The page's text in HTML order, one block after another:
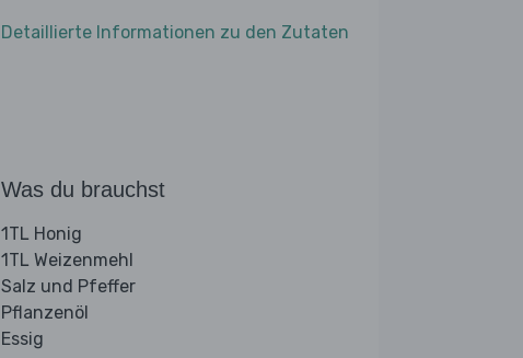
Detaillierte Informationen zu den Zutaten
Was du brauchst
1TL Honig
1TL Weizenmehl
Salz und Pfeffer
Pflanzenöl
Essig